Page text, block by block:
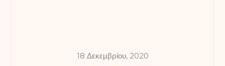
18 Δεκεμβρίου, 2020